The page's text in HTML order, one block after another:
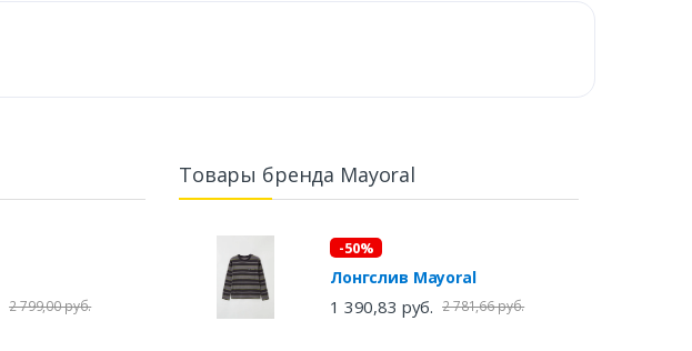
2 799,00 руб.
Товары бренда Mayoral
-50%
Лонгслив Mayoral
1 390,83 руб. 2 781,66 руб.